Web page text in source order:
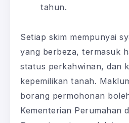
tahun.
Setiap skim mempunyai
yang berbeza, termasuk
status perkahwinan, dan
kepemilikan tanah.
borang permohonan
Kementerian Perumahan